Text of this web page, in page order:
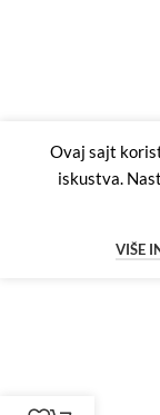
Ovaj sajt
iskustva.
VIŠE